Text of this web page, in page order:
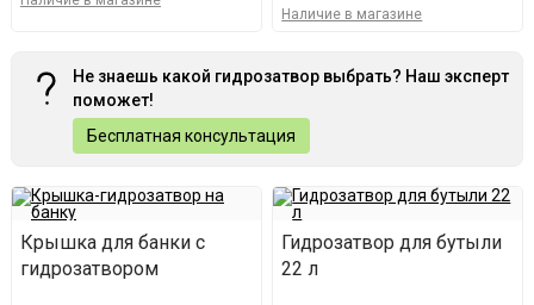
Наличие в магазине
Не знаешь какой гидрозатвор выбрать? Наш эксперт
поможет!
Бесплатная консультация
Крышка для банки с
гидрозатвором
Гидрозатвор для бутыли
22 л